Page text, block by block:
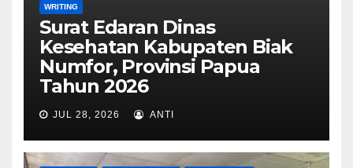
WRITING
Surat Edaran Dinas
Kesehatan Kabupaten Biak
Numfor, Provinsi Papua
Tahun 2026
JUL 28, 2026 ANTI